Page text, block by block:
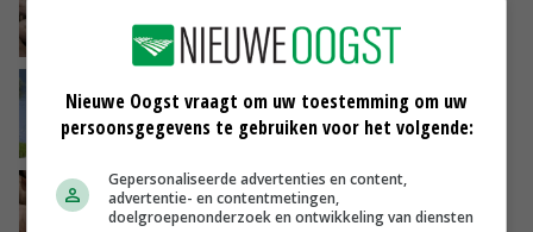
06-06-2024
Duitse watergolf leidt in Nederland niet tot
grote problemen
03-06-2024
Prijs vleesvarkens stagneert nog ondanks
laag aanbod
Nieuwe Oogst vraagt om uw toestemming om uw
persoonsgegevens te gebruiken voor het volgende:
Gepersonaliseerde advertenties en content,
advertentie- en contentmetingen,
doelgroepenonderzoek en ontwikkeling van diensten